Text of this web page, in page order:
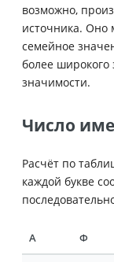
возможно,
источника. Оно
семейное
более широкого
значимости.
Число
Расчёт по
каждой букве
А Ф